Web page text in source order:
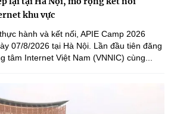
khu vực
hành và kết nối, APIE Camp 2026
07/8/2026 tại Hà Nội. Lần đầu tiên đăng
tâm Internet Việt Nam (VNNIC) cùng...